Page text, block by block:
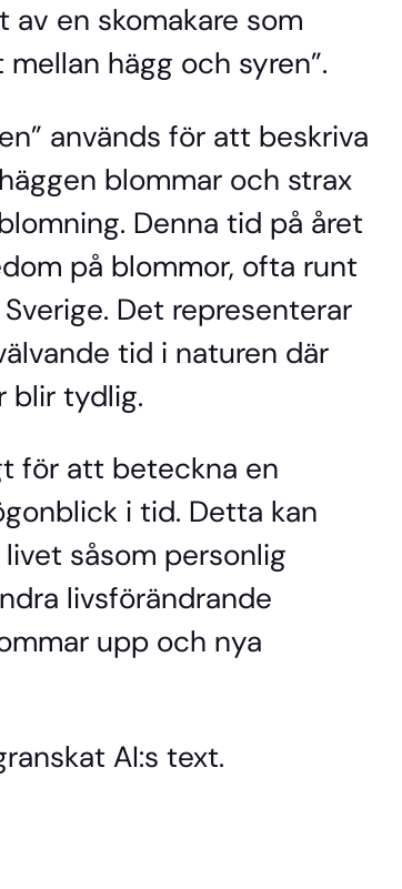
en skomakare som
hägg och syren”.
används för att beskriva
blommar och strax
Denna tid på året
på blommor, ofta runt
Det representerar
tid i naturen där
blir tydlig.
för att beteckna en
i tid. Detta kan
såsom personlig
livsförändrande
upp och nya
AI:s text.